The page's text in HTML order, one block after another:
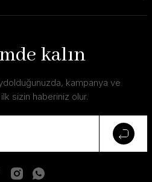
kalın
kampanya ve
sizin haberiniz olur.